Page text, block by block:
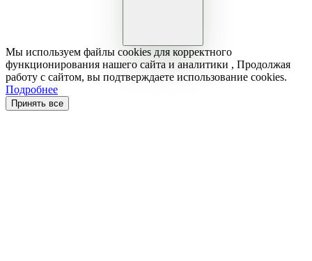
Мы используем файлы cookies для корректного
функционирования нашего сайта и аналитики , Продолжая
работу с сайтом, вы подтверждаете использование cookies.
Подробнее
Принять все